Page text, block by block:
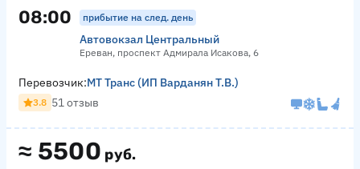
08:00 прибытие на след. день
Автовокзал Центральный
Ереван, проспект Адмирала Исакова, 6
≈ 5500 руб.
Перевозчик:МТ Транс (ИП Варданян Т.В.)
3.8 51 отзыв